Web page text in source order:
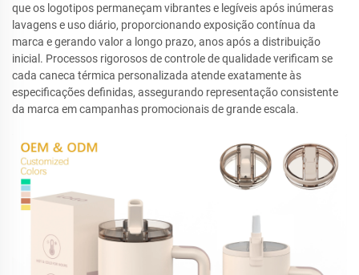
que os logotipos permaneçam vibrantes e legíveis após inúmeras
lavagens e uso diário, proporcionando exposição contínua da
marca e gerando valor a longo prazo, anos após a distribuição
inicial. Processos rigorosos de controle de qualidade verificam se
cada caneca térmica personalizada atende exatamente às
especificações definidas, assegurando representação consistente
da marca em campanhas promocionais de grande escala.